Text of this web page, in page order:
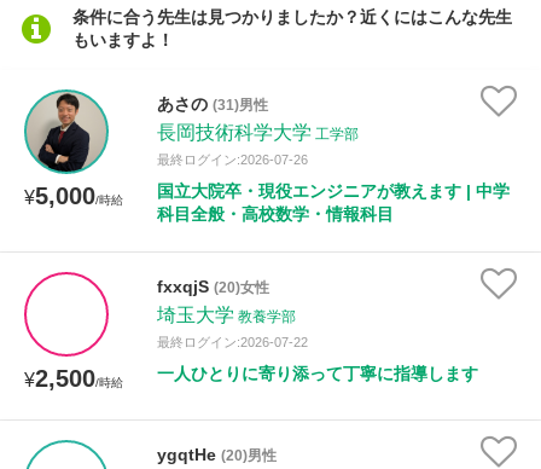
条件に合う先生は見つかりましたか？近くにはこんな先生
もいますよ！
¥5,000/時給
あさの (31)男性
長岡技術科学大学 工学部
最終ログイン:2026-07-26
国立大院卒・現役エンジニアが教えます | 中学
科目全般・高校数学・情報科目
¥2,500/時給
fxxqjS (20)女性
埼玉大学 教養学部
最終ログイン:2026-07-22
一人ひとりに寄り添って丁寧に指導します
ygqtHe (20)男性